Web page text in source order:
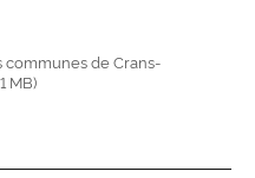
communes de Crans-
MB)